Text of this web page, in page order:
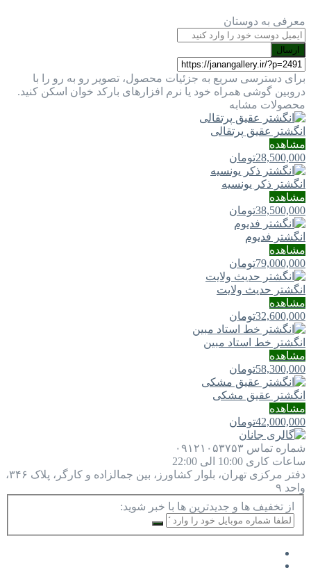
معرفی به دوستان
ارسال
برای دسترسی سریع به جزئیات محصول، تصویر رو به رو را با
دروبین گوشی همراه خود یا نرم افزارهای بارکد خوان اسکن کنید.
محصولات مشابه
انگشتر عقیق پرتقالی
مشاهده
28,500,000تومان
انگشتر ذکر یونسیه
مشاهده
38,500,000تومان
انگشتر فدیوم
مشاهده
79,000,000تومان
انگشتر حدیث ولایت
مشاهده
32,600,000تومان
انگشتر خط استاد مبین
مشاهده
58,300,000تومان
انگشتر عقیق مشکی
مشاهده
42,000,000تومان
شماره تماس ۰۹۱۲۱۰۵۳۷۵۳
ساعات کاری 10:00 الی 22:00
دفتر مرکزی
تهران، بلوار کشاورز، بین جمالزاده و کارگر، پلاک ۳۴۶،
واحد ۹
از تخفیف ها و جدیدترین ها با خبر شوید: